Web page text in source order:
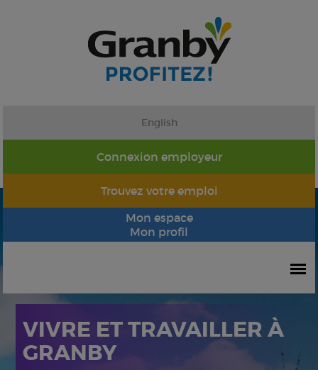
English
Connexion employeur
Trouvez votre emploi
Mon espace
Mon profil
VIVRE ET TRAVAILLER À
GRANBY